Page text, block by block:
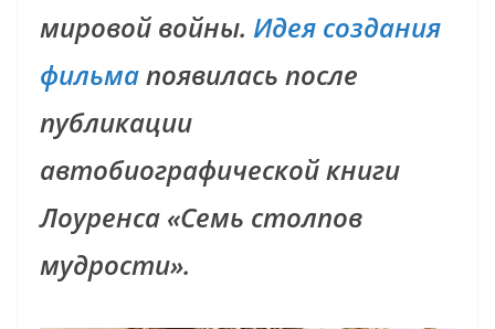
мировой войны. Идея создания
фильмапоявилась после
публикации
автобиографической книги
Лоуренса «Семь столпов
мудрости».